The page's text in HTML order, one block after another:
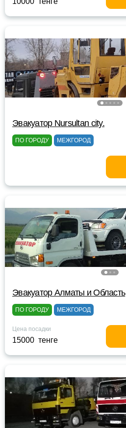
Эвакуатор Nursultan city.
ПО ГОРОДУ МЕЖГОРОД
Эвакуатор Алматы и Область
ПО ГОРОДУ МЕЖГОРОД
Цена посадки
15000 тенге